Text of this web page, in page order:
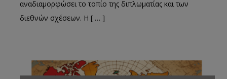
αναδιαμορφώσει το τοπίο της διπλωματίας και των
διεθνών σχέσεων. Η [ … ]